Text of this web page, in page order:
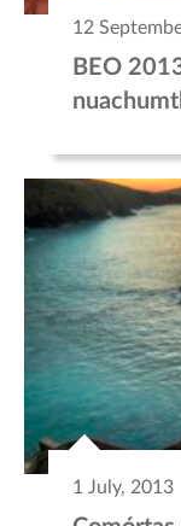
12
BEO
1 July, 2013